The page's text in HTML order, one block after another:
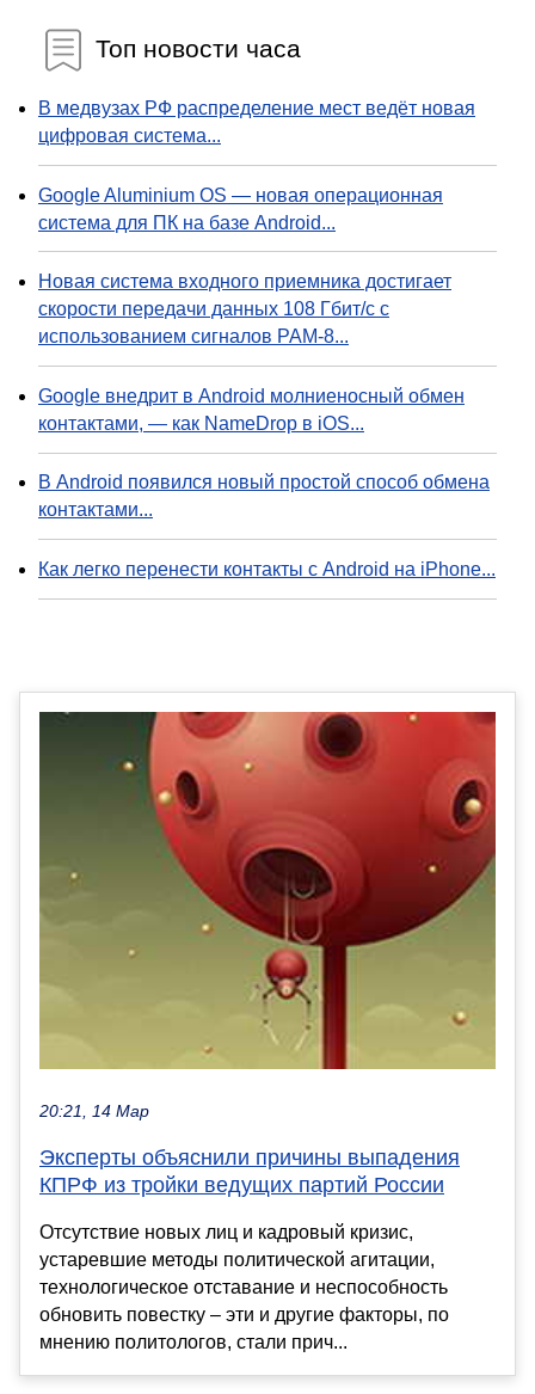
Топ новости часа
В медвузах РФ распределение мест ведёт новая
цифровая система...
Google Aluminium OS — новая операционная
система для ПК на базе Android...
Новая система входного приемника достигает
скорости передачи данных 108 Гбит/с с
использованием сигналов PAM-8...
Google внедрит в Android молниеносный обмен
контактами, — как NameDrop в iOS...
В Android появился новый простой способ обмена
контактами...
Как легко перенести контакты с Android на iPhone...
20:21, 14 Мар
Эксперты объяснили причины выпадения
КПРФ из тройки ведущих партий России
Отсутствие новых лиц и кадровый кризис,
устаревшие методы политической агитации,
технологическое отставание и неспособность
обновить повестку – эти и другие факторы, по
мнению политологов, стали прич...